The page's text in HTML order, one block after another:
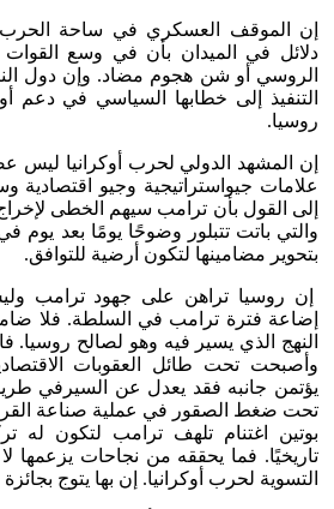
إن الموقف العسكري في ساحة الحرب
دلائل في الميدان بأن في وسع القوات
الروسي أو شن هجوم مضاد. وإن دول
التنفيذ إلى خطابها السياسي في دعم
روسيا.
إن المشهد الدولي لحرب أوكرانيا ليس
علامات جيواستراتيجية وجيو اقتصادية
إلى القول بأن ترامب سيهم الخطى لإخراج
والتي باتت تتبلور وضوحًا يومًا بعد يوم
بتحوير مضامينها لتكون أرضية للتوافق.
إن روسيا تراهن على جهود ترامب
إضاعة فترة ترامب في السلطة. فلا
النهج الذي يسير فيه وهو لصالح روسيا.
وأصبحت تحت طائل العقوبات
يؤتمن جانبه فقد يعدل عن السيرفي
تحت ضغط الصقور في عملية صناعة
بوتين اغتنام تلهف ترامب لتكون له
تاريخيًا. فما يحققه من نجاحات يزعمها
التسوية لحرب أوكرانيا. إن بها يتوج بجائزة